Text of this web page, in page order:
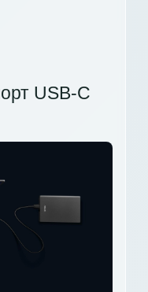
USB-C